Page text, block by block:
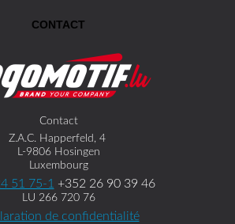
CONTACT
Contact
Z.A.C. Happerfeld, 4
L-9806 Hosingen
Luxembourg
51 75-1 +352 26 90 39 46
LU 266 720 76
de confidentialité